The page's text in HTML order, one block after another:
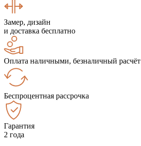
Замер, дизайн
и доставка бесплатно
Оплата наличными, безналичный расчёт
Беспроцентная рассрочка
Гарантия
2 года